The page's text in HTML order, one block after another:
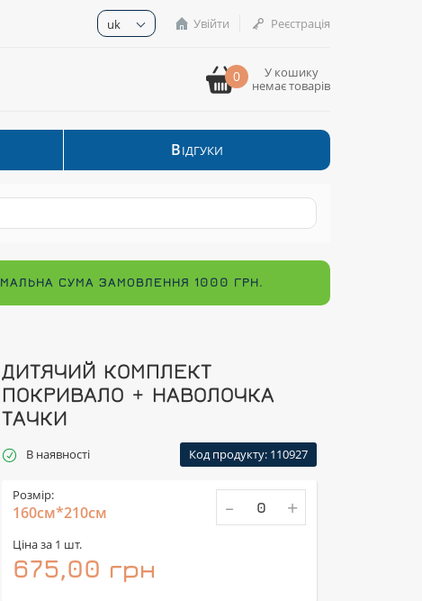
uk Увійти Реєстрація
0
У кошику
немає товарів
ВІДГУКИ
СУМА ЗАМОВЛЕННЯ 1000 ГРН.
ДИТЯЧИЙ КОМПЛЕКТ
ПОКРИВАЛО + НАВОЛОЧКА
ТАЧКИ
В наявності Код продукту: 110927
Розмір:
160см*210см
Ціна за 1 шт.
675,00 грн
- +